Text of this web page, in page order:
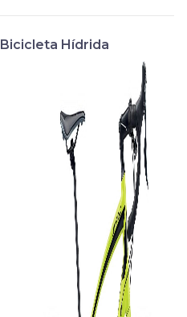
Bicicleta Hídrida